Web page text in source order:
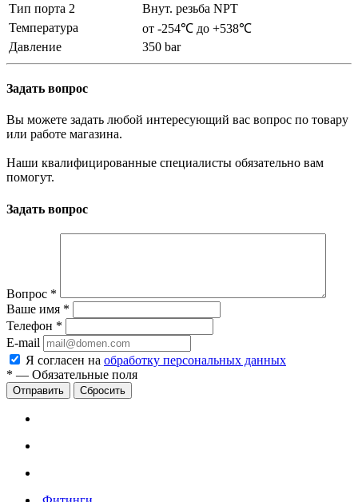
Тип порта 2
Внут. резьба NPT
Температура
от -254℃ до +538℃
Давление
350 bar
Задать вопрос
Вы можете задать любой интересующий вас вопрос по товару
или работе магазина.
Наши квалифицированные специалисты обязательно вам
помогут.
Задать вопрос
Вопрос *
Ваше имя *
Телефон *
E-mail
Я согласен на обработку персональных данных
* — Обязательные поля
Сбросить